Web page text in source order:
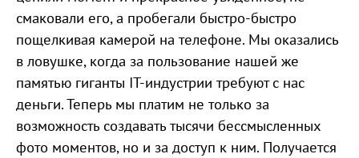
смаковали его, а пробегали быстро-быстро
пощелкивая камерой на телефоне. Мы оказались
в ловушке, когда за пользование нашей же
памятью гиганты IT-индустрии требуют с нас
деньги. Теперь мы платим не только за
возможность создавать тысячи бессмысленных
фото моментов, но и за доступ к ним. Получается